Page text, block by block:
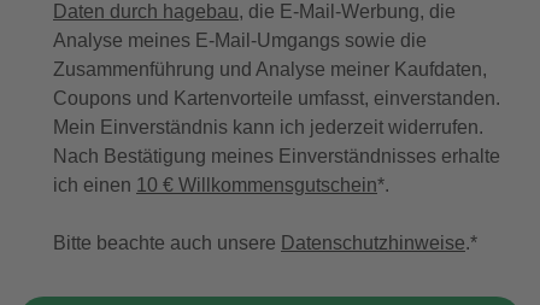
Daten durch hagebau, die E-Mail-Werbung, die
Analyse meines E-Mail-Umgangs sowie die
Zusammenführung und Analyse meiner Kaufdaten,
Coupons und Kartenvorteile umfasst, einverstanden.
Mein Einverständnis kann ich jederzeit widerrufen.
Nach Bestätigung meines Einverständnisses erhalte
ich einen 10 € Willkommensgutschein*.
Bitte beachte auch unsere Datenschutzhinweise.